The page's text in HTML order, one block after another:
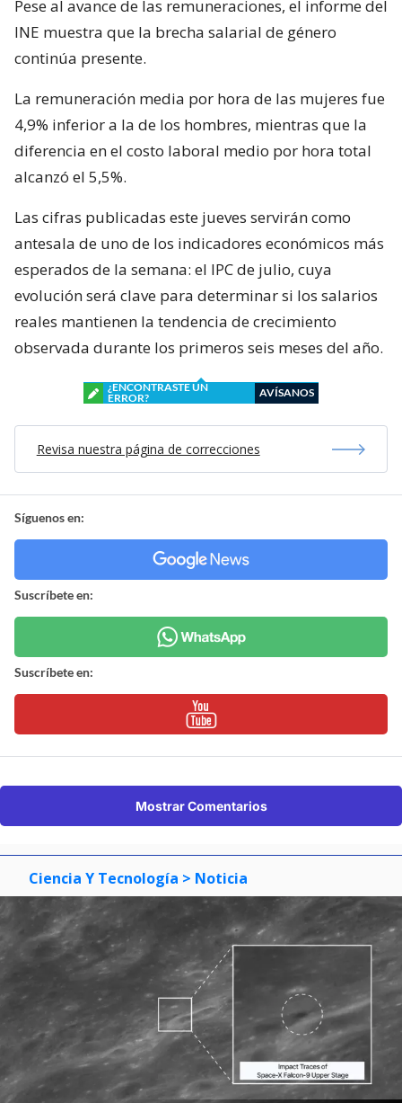
Pese al avance de las remuneraciones, el informe del
INE muestra que la brecha salarial de género
continúa presente.
La remuneración media por hora de las mujeres fue
4,9% inferior a la de los hombres, mientras que la
diferencia en el costo laboral medio por hora total
alcanzó el 5,5%.
Las cifras publicadas este jueves servirán como
antesala de uno de los indicadores económicos más
esperados de la semana: el IPC de julio, cuya
evolución será clave para determinar si los salarios
reales mantienen la tendencia de crecimiento
observada durante los primeros seis meses del año.
¿ENCONTRASTE UN
ERROR?
AVÍSANOS
Revisa nuestra página de correcciones
Síguenos en:
Suscríbete en:
Suscríbete en:
Mostrar Comentarios
Ciencia Y Tecnología > Noticia